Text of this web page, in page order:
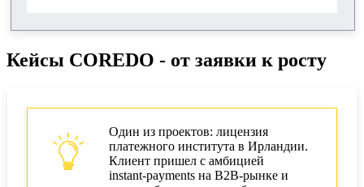
Кейсы COREDO - от заявки к росту
Один из проектов: лицензия
платежного института в Ирландии.
Клиент пришел с амбицией
instant‑payments на B2B‑рынке и